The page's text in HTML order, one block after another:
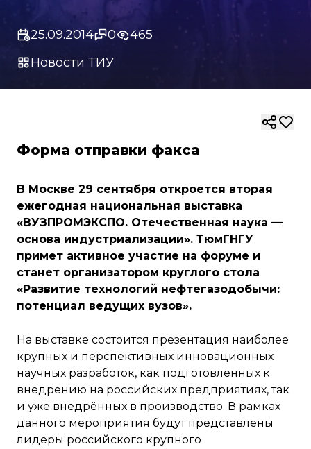
25.09.2014 0
465
Новости ТИУ
Форма отправки факса
В Москве 29 сентября откроется вторая
ежегодная национальная выставка
«ВУЗПРОМЭКСПО. Отечественная наука —
основа индустриализации». ТюмГНГУ
примет активное участие на форуме и
станет организатором круглого стола
«Развитие технологий нефтегазодобычи:
потенциал ведущих вузов».
На выставке состоится презентация наиболее
крупных и перспективных инновационных
научных разработок, как подготовленных к
внедрению на российских предприятиях, так
и уже внедрённых в производство. В рамках
данного мероприятия будут представлены
лидеры российского крупного